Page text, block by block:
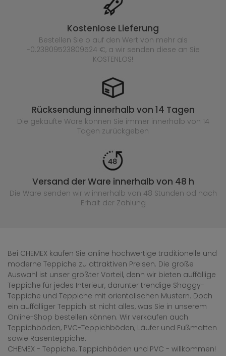
Kostenlose Lieferung
Bestellen Sie o auf den Wert von mehr als
-0.23809523809524 €, a wir senden diese an Sie
KOSTENLOS!
Rücksendung innerhalb von 14 Tagen
Die gekaufte Ware können Sie immer innerhalb von 14
Tagen zurückgeben
Versand der Ware innerhalb von 48 h
Die Ware senden wir w innerhalb von 48 Stunden od nach
Erhalt der Zahlung
Bei CHEMEX kaufen Sie online hochwertige traditionelle und
moderne Teppiche zu attraktiven Preisen. Die große
Auswahl ist unser größter Vorteil, denn wir bieten auffällige
Teppiche für jedes Interieur, darunter trendige Shaggy-
Teppiche und Teppiche mit orientalischen Mustern. Doch
ein auffälliger Teppich ist nicht alles, was Sie in unserem
Online-Shop bestellen können. Wir verkaufen auch
Teppichböden, PVC-Teppichböden, Läufer und Fußmatten
sowie Rasenteppiche.
CHEMEX - Teppiche, Teppichböden und PVC - willkommen!